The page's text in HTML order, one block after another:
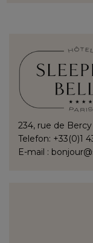
234, rue de Bercy
Telefon: +33(0)1
E-mail :